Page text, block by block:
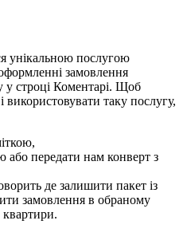
унікальною послугою
замовлення
у строці Коментарі. Щоб
використовувати таку послугу,
або передати нам конверт з
де залишити пакет із
замовлення в обраному
квартири.